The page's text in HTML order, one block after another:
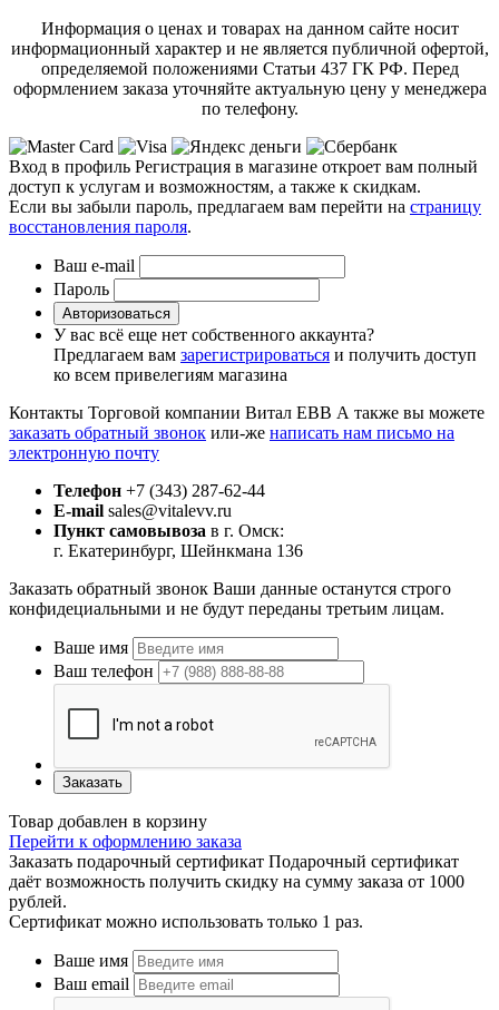
Информация о ценах и товарах на данном сайте носит
информационный характер и не является публичной офертой,
определяемой положениями Статьи 437 ГК РФ. Перед
оформлением заказа уточняйте актуальную цену у менеджера
по телефону.
Вход в профиль Регистрация в магазине откроет вам полный
доступ к услугам и возможностям, а также к скидкам.
Если вы забыли пароль, предлагаем вам перейти на страницу
восстановления пароля.
Ваш e-mail
Пароль
Авторизоваться
У вас всё еще нет собственного аккаунта?
Предлагаем вам зарегистрироваться и получить доступ
ко всем привелегиям магазина
Контакты Торговой компании Витал ЕВВ А также вы можете
заказать обратный звонок или-же написать нам письмо на
электронную почту
Телефон +7 (343) 287-62-44
E-mail sales@vitalevv.ru
Пункт самовывоза в г. Омск:
г. Екатеринбург, Шейнкмана 136
Заказать обратный звонок Ваши данные останутся строго
конфидециальными и не будут переданы третьим лицам.
Ваше имя
Ваш телефон
Заказать
Товар добавлен в корзину
Перейти к оформлению заказа
Заказать подарочный сертификат Подарочный сертификат
даёт возможность получить скидку на сумму заказа от 1000
рублей.
Сертификат можно использовать только 1 раз.
Ваше имя
Ваш email